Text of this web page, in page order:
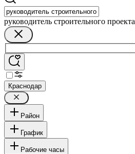
руководитель строительного проекта
Краснодар
Район
График
Рабочие часы